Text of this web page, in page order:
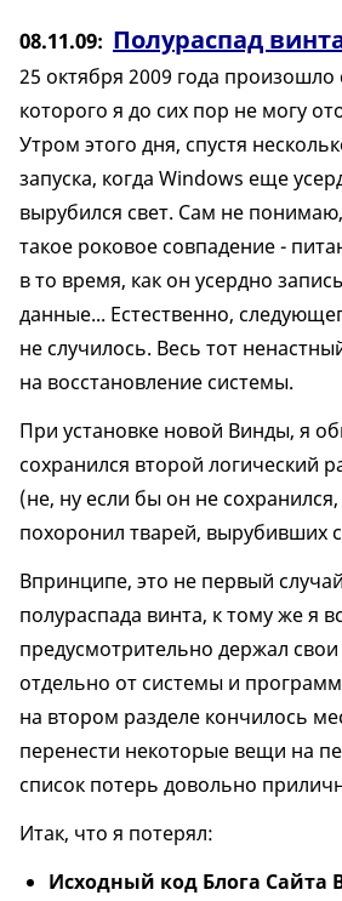
08.11.09 Полураспад
25 октября 2009 года произошло
которого я до сих пор не могу
Утром этого дня, спустя
запуска, когда Windows еще
вырубился свет. Сам не
такое роковое совпадение -
в то время, как он усердно
данные... Естественно,
не случилось. Весь тот
на восстановление системы.
При установке новой Винды, я
сохранился второй логический
(не, ну если бы он не
похоронил тварей, вырубивших
Впринципе, это не первый
полураспада винта, к тому же я
предусмотрительно держал
отдельно от системы и
на втором разделе кончилось
перенести некоторые вещи на
список потерь довольно
Итак, что я потерял:
Исходный код Блога Сайта